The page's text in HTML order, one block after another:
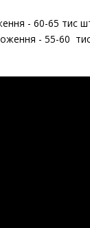
- 60-65 тис
- 55-60